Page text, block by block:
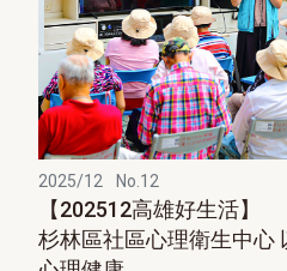
2025/12 No.12
【202512高雄好生活】
杉林區社區⼼理衛生中⼼